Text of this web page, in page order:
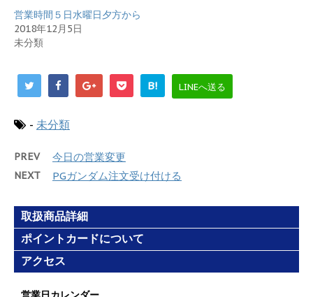
新
し
い
ウ
ィ
ウ
す
)
ッ
ク
し
い
ウ
で
開
き
)
営業時間５日水曜日夕方から
2018年12月5日
未分類
B! LINEへ送る
- 未分類
PREV 今日の営業変更
NEXT PGガンダム注文受け付ける
取扱商品詳細
ポイントカードについて
アクセス